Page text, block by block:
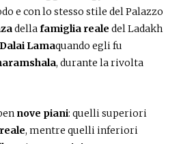
e con lo stesso stile del Palazzo
dellafamiglia reale del Ladakh
Dalai Lamaquando egli fu
, durante la rivolta
nove piani: quelli superiori
, mentre quelli inferiori